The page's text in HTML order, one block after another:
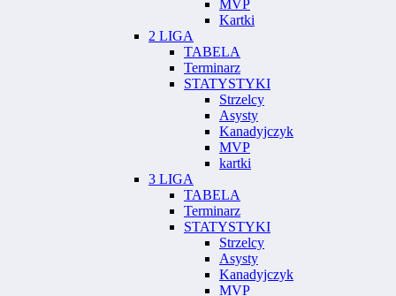
MVP
Kartki
2 LIGA
TABELA
Terminarz
STATYSTYKI
Strzelcy
Asysty
Kanadyjczyk
MVP
kartki
3 LIGA
TABELA
Terminarz
STATYSTYKI
Strzelcy
Asysty
Kanadyjczyk
MVP